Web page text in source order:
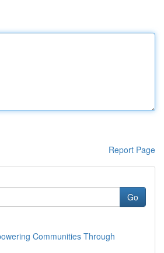
Report Page
Go
Communities Through